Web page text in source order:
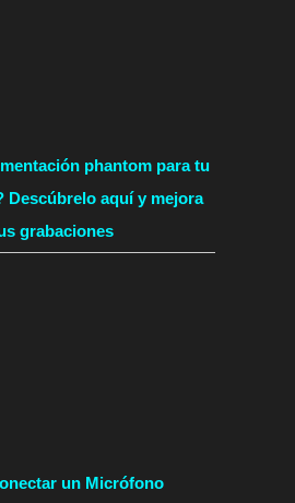
phantom para tu
Descúbrelo aquí y mejora
grabaciones
un Micrófono